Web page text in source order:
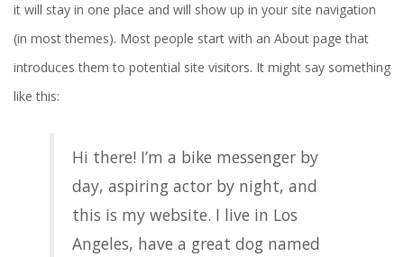
it will stay in one place and will show up in your site navigation
(in most themes). Most people start with an About page that
introduces them to potential site visitors. It might say something
like this:
Hi there! I’m a bike messenger by
day, aspiring actor by night, and
this is my website. I live in Los
Angeles, have a great dog named